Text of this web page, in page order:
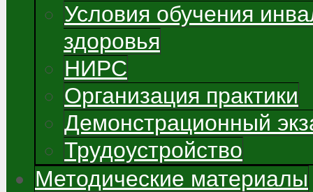
Условия обучения
здоровья
НИРС
Организация практики
Демонстрационный
Трудоустройство
Методические материалы